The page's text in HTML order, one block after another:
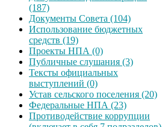
(187)
Документы Совета (104)
Использование бюджетных
средств (19)
Проекты НПА (0)
Публичные слушания (3)
Тексты официальных
выступлений (0)
Устав сельского поселения (20)
Федеральные НПА (23)
Противодействие коррупции